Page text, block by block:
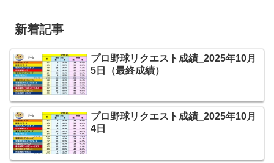
新着記事
プロ野球リクエスト成績_2025年10月
5日（最終成績）
プロ野球リクエスト成績_2025年10月
4日